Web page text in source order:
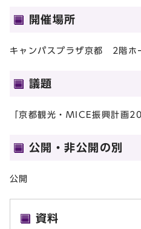
開催場所
キャンパスプラザ京都 2階ホ
議題
「京都観光・MICE振興計画
公開・非公開の別
公開
資料